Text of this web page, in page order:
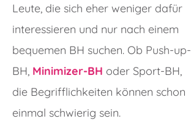
Leute, die sich eher weniger dafür
interessieren und nur nach einem
bequemen BH suchen. Ob Push-up-
BH, Minimizer-BH oder Sport-BH,
die Begrifflichkeiten können schon
einmal schwierig sein.